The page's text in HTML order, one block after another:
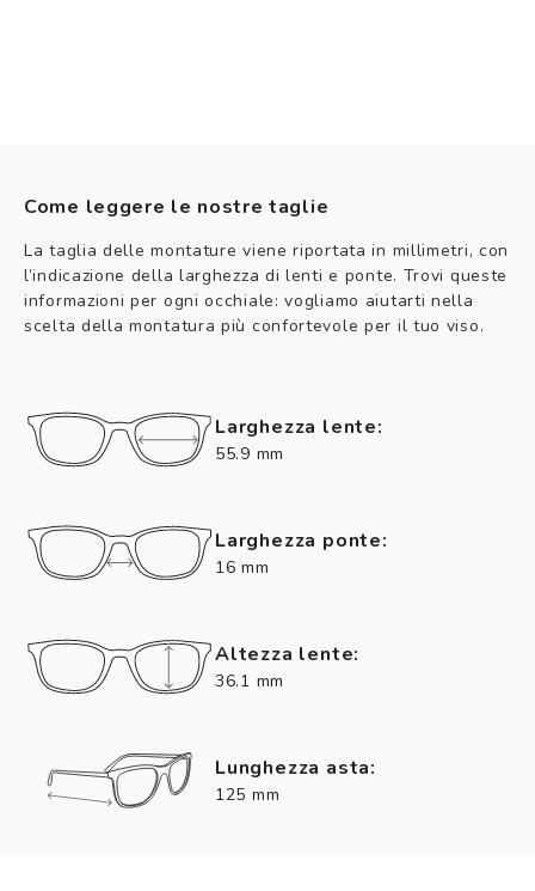
Come leggere le nostre taglie
La taglia delle montature viene riportata in millimetri, con
l’indicazione della larghezza di lenti e ponte. Trovi queste
informazioni per ogni occhiale: vogliamo aiutarti nella
scelta della montatura più confortevole per il tuo viso.
Larghezza lente:
55.9 mm
Larghezza ponte:
16 mm
Altezza lente:
36.1 mm
Lunghezza asta:
125 mm